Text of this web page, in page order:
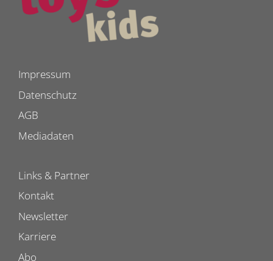
Impressum
Datenschutz
AGB
Mediadaten
Links & Partner
Kontakt
Newsletter
Karriere
Abo